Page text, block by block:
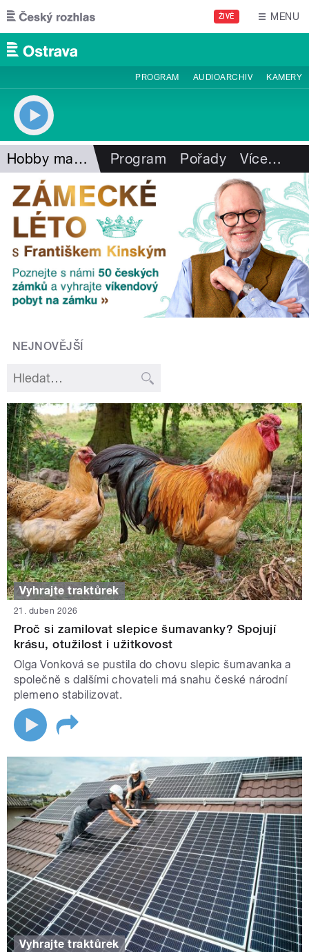
Přejít k hlavnímu obsahu
ŽIVĚ MENU
PROGRAM AUDIOARCHIV KAMERY
Hobby magazín Program Pořady Více…
NEJNOVĚJŠÍ
Vyhrajte traktůrek
21. duben 2026
Proč si zamilovat slepice šumavanky? Spojují
krásu, otužilost i užitkovost
Olga Vonková se pustila do chovu slepic šumavanka a
společně s dalšími chovateli má snahu české národní
plemeno stabilizovat.
Vyhrajte traktůrek